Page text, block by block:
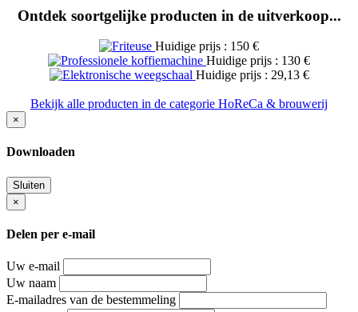
Ontdek soortgelijke producten in de uitverkoop...
Huidige prijs : 150 €
Huidige prijs : 130 €
Huidige prijs : 29,13 €
Bekijk alle producten in de categorie HoReCa & brouwerij
×
Downloaden
Sluiten
×
Delen per e-mail
Uw e-mail
Uw naam
E-mailadres van de bestemmeling